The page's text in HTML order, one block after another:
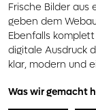
Frische Bilder
geben dem
Ebenfalls
digitale Ausdruck
klar, modern und
Was wir gemacht